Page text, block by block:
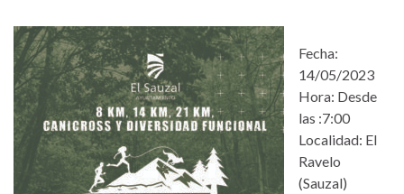
Fecha:
14/05/2023
Hora: Desde
las :7:00
Localidad: El
Ravelo
(Sauzal)